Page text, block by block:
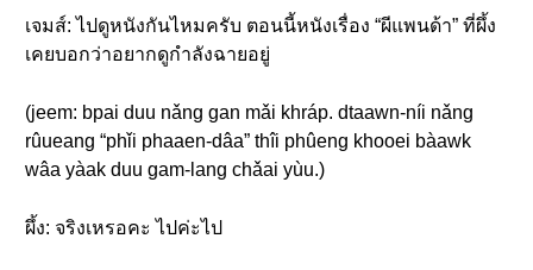
เจมส์: ไปดูหนังกันไหมครับ ตอนนี้หนังเรื่อง “ผีแพนด้า” ที่ผึ้ง
เคยบอกว่าอยากดูกำลังฉายอยู่
(jeem: bpai duu nǎng gan mǎi khráp. dtaawn-níi nǎng
rûueang “phǐi phaaen-dâa” thîi phûeng khooei bàawk
wâa yàak duu gam-lang chǎai yùu.)
ผึ้ง: จริงเหรอคะ ไปค่ะไป